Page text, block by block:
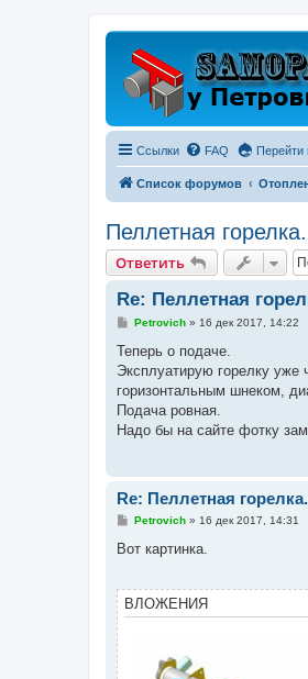
Ссылки FAQ Перейти
Список форумов
Пеллетная горелка.
Ответить
Re: Пеллетная
С
о
щ
е
н
и
е
Petrovich» 16 дек 2017, 14:22
Теперь о подаче.
Эксплуатирую горелку уже
горизонтальным шнеком,
Подача ровная.
Надо бы на сайте фотку
Re: Пеллетная горелка.
С
о
н
и
Petrovich» 16 дек 2017, 14:31
Вот картинка.
ВЛОЖЕНИЯ